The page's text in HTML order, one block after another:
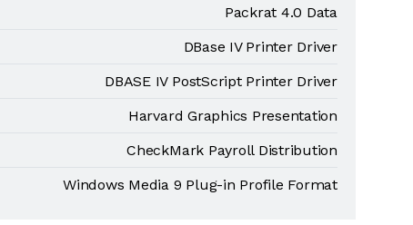
Packrat 4.0 Data
DBase IV Printer Driver
DBASE IV PostScript Printer Driver
Harvard Graphics Presentation
CheckMark Payroll Distribution
Windows Media 9 Plug-in Profile Format